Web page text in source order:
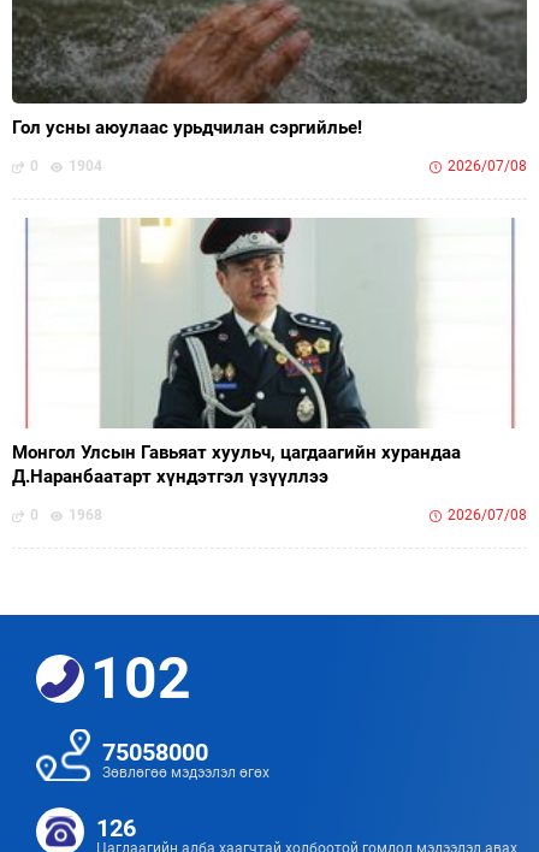
Гол усны аюулаас урьдчилан сэргийлье!
0 1904 2026/07/08
Монгол Улсын Гавьяат хуульч, цагдаагийн хурандаа
Д.Наранбаатарт хүндэтгэл үзүүллээ
0 1968 2026/07/08
102
75058000
Зөвлөгөө мэдээлэл өгөх
126
Цагдаагийн алба хаагчтай холбоотой гомдол мэдээлэл авах